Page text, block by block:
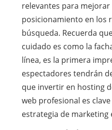
relevantes para mejorar
posicionamiento en los
búsqueda. Recuerda
cuidado es como la
línea, es la primera
espectadores tendrán
que invertir en hosting
web profesional es
estrategia de marketing